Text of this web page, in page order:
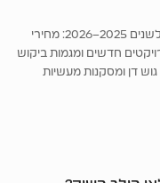
סקירה עדכנית של שוק הנדל"ן בתל אביב-יפו לשנים 2025–2026: מחירי
חדשים ומגמות ביקוש
דן ומסקנות מעשיות